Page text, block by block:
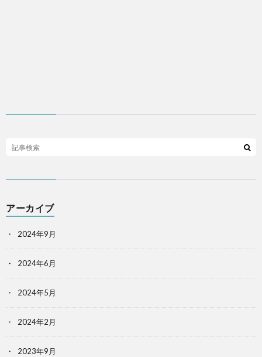
アーカイブ
2024年9月
2024年6月
2024年5月
2024年2月
2023年9月